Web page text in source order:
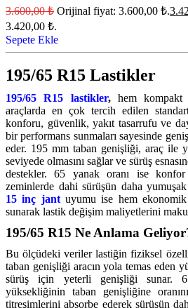
3.600,00₺ Orijinal fiyat: 3.600,00 ₺.
3.420,00 ₺.
Sepete Ekle
195/65 R15 Lastikler
195/65 R15 lastikler,hem kompakt
araçlarda en çok tercih edilen
konforu, güvenlik, yakıt tasarrufu ve
bir performans sunmaları sayesinde
eder. 195 mm taban genişliği, araç ile
seviyede olmasını sağlar ve sürüş
destekler. 65 yanak oranı ise
zeminlerde dahi sürüşün daha
15 inç jantuyumu ise hem
sunarak lastik değişim maliyetlerini
195/65 R15 Ne Anlama
Bu ölçüdeki veriler lastiğin fiziksel
taban genişliği aracın yola temas eden
sürüş için yeterli genişliği sunar.
yüksekliğinin taban genişliğine
titreşimlerini absorbe ederek sürüşün